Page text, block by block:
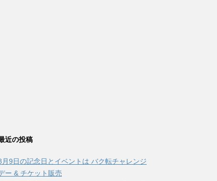
近の投稿
月9日の記念日とイベントは バク転チャレンジ
ー & チケット販売